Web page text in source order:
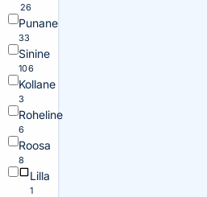
26
Punane
33
Sinine
106
Kollane
3
Roheline
6
Roosa
8
Lilla
1